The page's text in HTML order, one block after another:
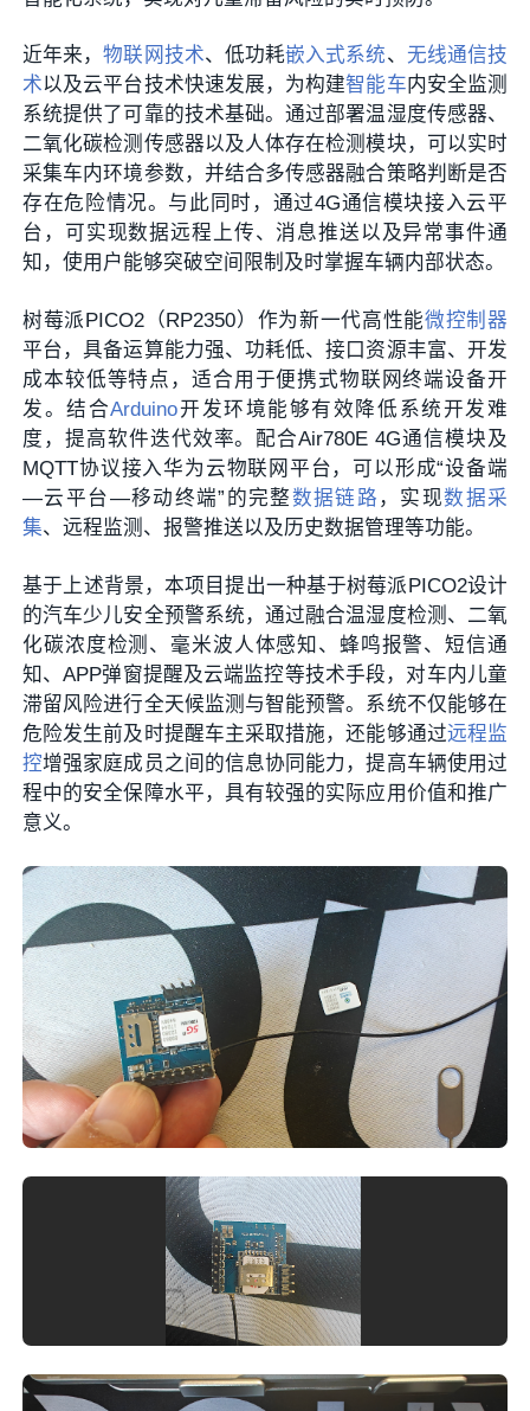
近年来，物联网技术、低功耗嵌入式系统、 无线通信技
术以及云平台技术快速发展，为构建智能车内安全监测
系统提供了可靠的技术基础。通过部署温湿度传感器、
二氧化碳检测传感器以及人体存在检测模块，可以实时
采集车内环境参数，并结合多传感器融合策略判断是否
存在危险情况。与此同时，通过4G通信模块接入云平
台，可实现数据远程上传、消息推送以及异常事件通
知，使用户能够突破空间限制及时掌握车辆内部状态。
树莓派PICO2（RP2350）作为新一代高性能微控制器
平台，具备运算能力强、功耗低、接口资源丰富、开发
成本较低等特点，适合用于便携式物联网终端设备开
发。结合Arduino开发环境能够有效降低系统开发难
度，提高软件迭代效率。配合Air780E 4G通信模块及
MQTT协议接入华为云物联网平台，可以形成“设备端
—云平台—移动终端”的完整数据链路 ，实现数据采
集、远程监测、报警推送以及历史数据管理等功能。
基于上述背景，本项目提出一种基于树莓派PICO2设计
的汽车少儿安全预警系统，通过融合温湿度检测、二氧
化碳浓度检测、毫米波人体感知、蜂鸣报警、短信通
知、APP弹窗提醒及云端监控等技术手段，对车内儿童
滞留风险进行全天候监测与智能预警。系统不仅能够在
危险发生前及时提醒车主采取措施，还能够通过远程监
控增强家庭成员之间的信息协同能力，提高车辆使用过
程中的安全保障水平，具有较强的实际应用价值和推广
意义。